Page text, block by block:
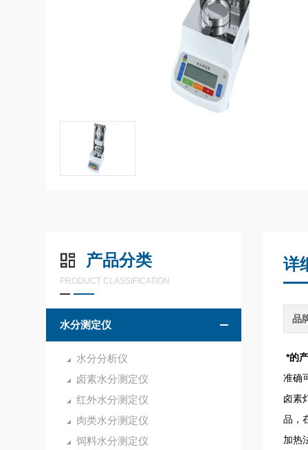
产品分类
PRODUCT CLASSIFICATION
水分测定仪
水分分析仪
卤素水分测定仪
红外水分测定仪
肉类水分测定仪
饲料水分测定仪
详
品
*的
准确
卤素
品，
加热